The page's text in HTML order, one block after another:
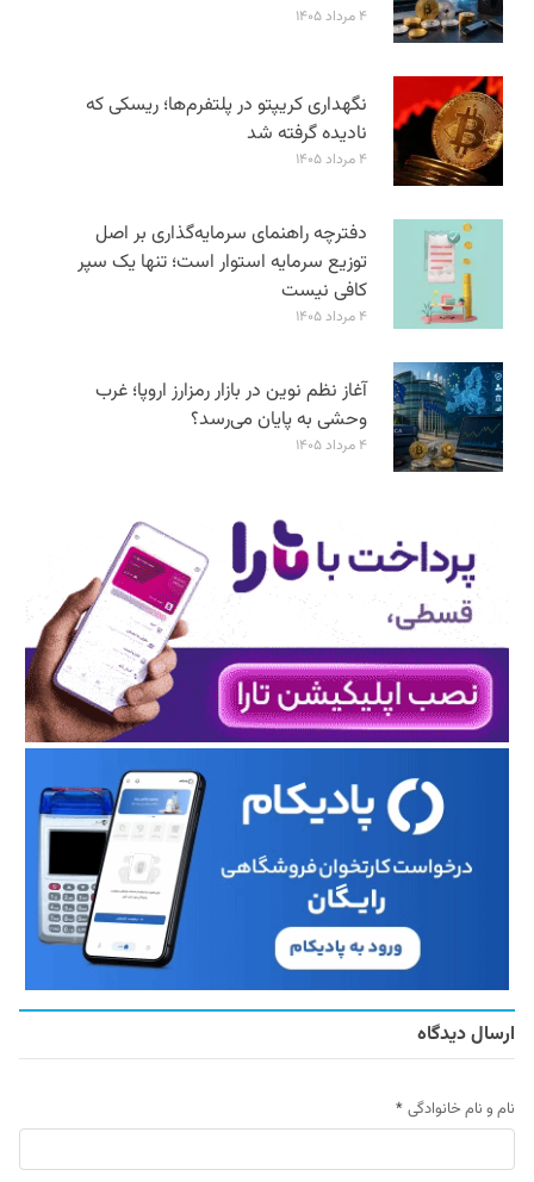
۴ مرداد ۱۴۰۵
نگهداری کریپتو در پلتفرم‌ها؛ ریسکی که
نادیده گرفته شد
۴ مرداد ۱۴۰۵
دفترچه راهنمای سرمایه‌گذاری بر اصل
توزیع سرمایه استوار است؛ تنها یک سپر
کافی نیست
۴ مرداد ۱۴۰۵
آغاز نظم نوین در بازار رمزارز اروپا؛ غرب
وحشی به پایان می‌رسد؟
۴ مرداد ۱۴۰۵
ارسال دیدگاه
نام و نام خانوادگی *